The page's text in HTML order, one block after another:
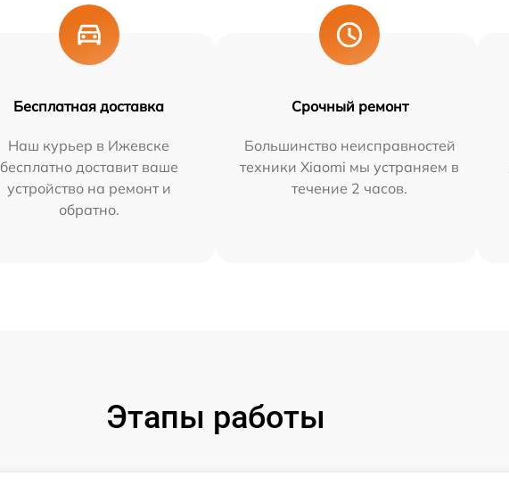
Бесплатная доставка
Наш курьер в Ижевске
бесплатно доставит ваше
устройство на ремонт и
обратно.
Срочный ремонт
Большинство неисправностей
техники Xiaomi мы устраняем в
течение 2 часов.
Этапы работы